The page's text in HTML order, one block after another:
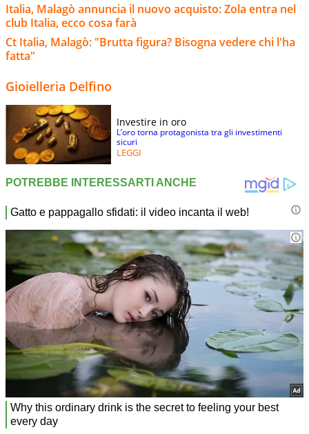
Italia, Malagò annuncia il nuovo acquisto: Zola entra nel
club Italia, ecco cosa farà
Ct Italia, Malagò: "Brutta figura? Bisogna vedere chi l'ha
fatta"
Gioielleria Delfino
Investire in oro
L’oro torna protagonista tra gli investimenti
sicuri
LEGGI